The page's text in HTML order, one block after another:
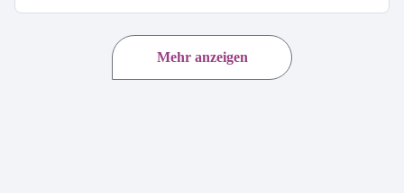
Mehr anzeigen